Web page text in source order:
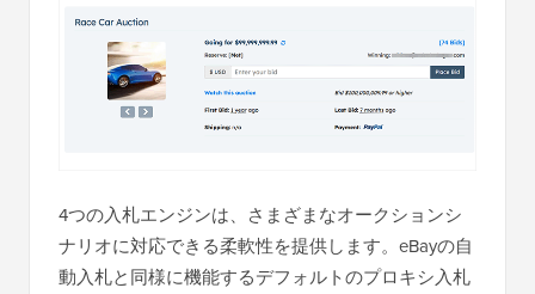
4つの入札エンジンは、さまざまなオークションシ
ナリオに対応できる柔軟性を提供します。eBayの自
動入札と同様に機能するデフォルトのプロキシ入札